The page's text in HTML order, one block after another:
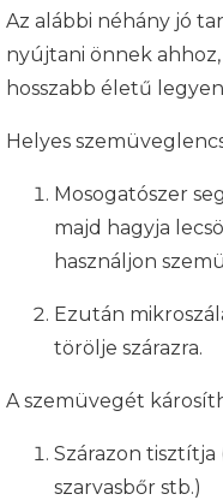
Az alábbi néhány jó
nyújtani önnek
hosszabb életű
Helyes
Mosogatószer
majd hagyja
használjon
Ezután
törölje szárazra.
A szemüvegét
Szárazon
szarvasbőr stb.)